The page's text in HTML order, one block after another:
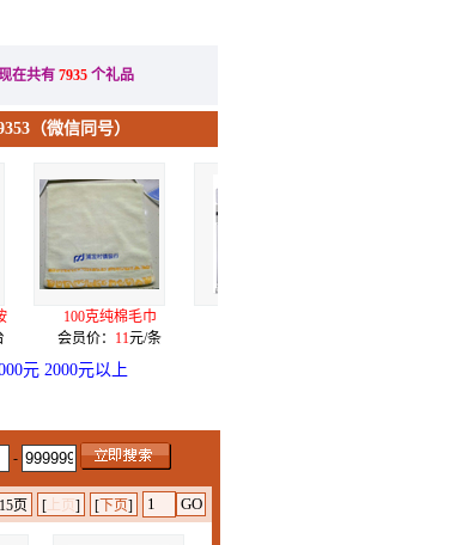
在共有 7935 个礼品
（微信同号）
毛巾
11
双层玻璃泡茶杯
会员价：
元 2000元以上
-
页 [上页] [ 下页]